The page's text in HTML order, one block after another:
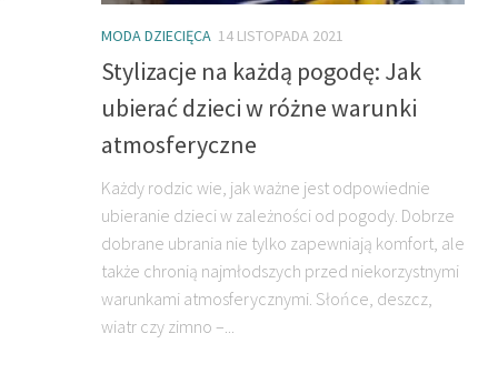
MODA DZIECIĘCA 14 LISTOPADA 2021
Stylizacje na każdą pogodę: Jak
ubierać dzieci w różne warunki
atmosferyczne
Każdy rodzic wie, jak ważne jest odpowiednie
ubieranie dzieci w zależności od pogody. Dobrze
dobrane ubrania nie tylko zapewniają komfort, ale
także chronią najmłodszych przed niekorzystnymi
warunkami atmosferycznymi. Słońce, deszcz,
wiatr czy zimno –...